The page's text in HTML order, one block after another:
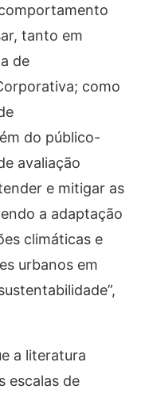
tanto em
de
como
do público-
avaliação
e mitigar as
a adaptação
climáticas e
urbanos em
a literatura
escalas de